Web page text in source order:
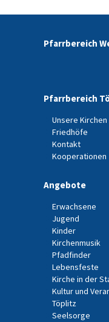
Pfarrbereich
Pfarrbereich
Unsere Kirchen
Friedhöfe
Kontakt
Kooperationen
Angebote
Erwachsene
Jugend
Kinder
Kirchenmusik
Pfadfinder
Lebensfeste
Kirche in der
Kultur und
Töplitz
Seelsorge